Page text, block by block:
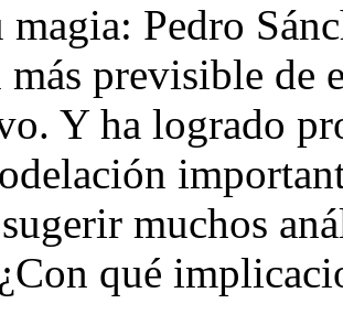
magia: Pedro
previsible de
Y ha logrado
muchos
qué